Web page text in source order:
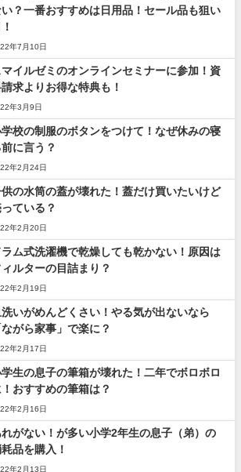
？一番おすすめは日用品！セール品も狙い
年7月10日
マイルゼミのオンラインセミナーに参加！資
求よりお得な特典も！
年3月9日
校の制服のボタンをつけて！なぜ休みの寝
前に言う？
年2月24日
の水筒の蓋が壊れた！蓋だけ買いたいけど
ている？
年2月20日
ラム式洗濯機で乾燥しても乾かない！原因は
ィルターの目詰まり？
年2月19日
洗いがめんどくさい！やる気が出ないなら
ながら家事」で楽に？
年2月17日
生の息子の筆箱が壊れた！二年でボロボロ
！おすすめの筆箱は？
年2月16日
れがない！が多い小学2年生の息子（弟）の
品を購入！
年2月13日